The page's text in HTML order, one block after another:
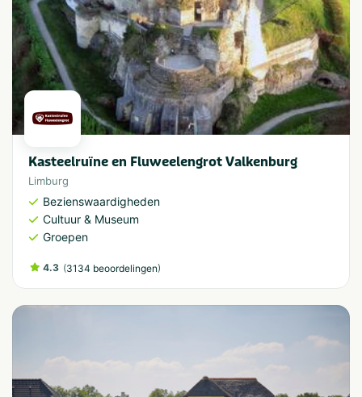
Kasteelruïne en Fluweelengrot Valkenburg
Limburg
Bezienswaardigheden
Cultuur & Museum
Groepen
4.3 (3134 beoordelingen)